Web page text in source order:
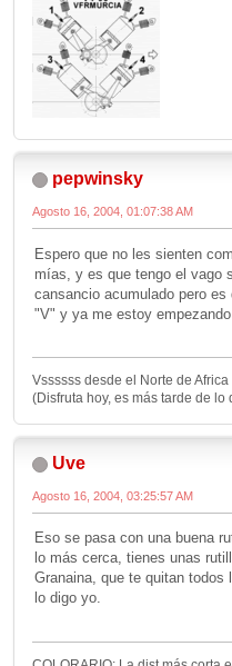
pepwinsky
Agosto 16, 2004, 01:07:38 AM
Espero que no les sienten
mías, y es que tengo el vago
cansancio acumulado pero
"V" y ya me estoy
Vssssss desde el Norte de Africa
(Disfruta hoy, es más tarde de lo
Uve
Agosto 16, 2004, 03:25:57 AM
Eso se pasa con una buena
lo más cerca, tienes unas
Granaina, que te quitan
lo digo yo.